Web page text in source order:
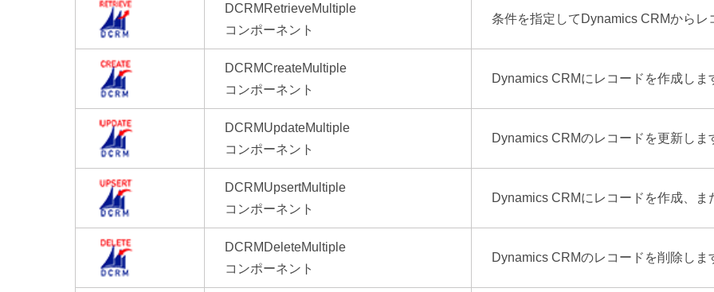
DCRMRetrieveMultiple
コンポーネント
条件を指定してDynamics CRMからレ
DCRMCreateMultiple
コンポーネント
Dynamics CRMにレコードを作成しま
DCRMUpdateMultiple
コンポーネント
Dynamics CRMのレコードを更新しま
DCRMUpsertMultiple
コンポーネント
Dynamics CRMにレコードを作成、ま
DCRMDeleteMultiple
コンポーネント
Dynamics CRMのレコードを削除しま